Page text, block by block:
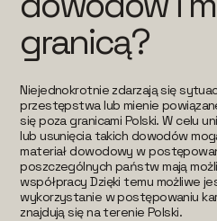
granicą?
Niejednokrotnie zdarzają się
przestępstwa lub mienie
się poza granicami Polski. W celu
lub usunięcia takich dowodów
materiał dowodowy w
poszczególnych państw mają
współpracy Dzięki temu możliwe
wykorzystanie w postępowaniu
znajdują się na terenie Polski.